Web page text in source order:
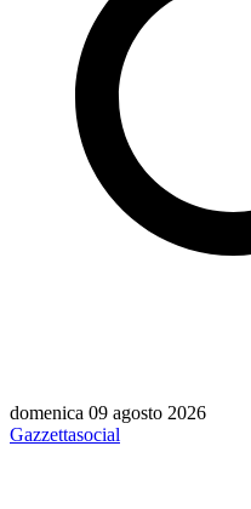
domenica 09 agosto 2026
Gazzettasocial